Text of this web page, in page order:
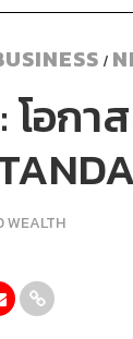
/
อกา
WEALTH